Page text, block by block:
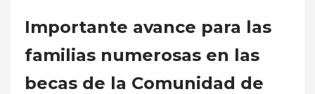
Importante avance para las
familias numerosas en las
becas de la Comunidad de